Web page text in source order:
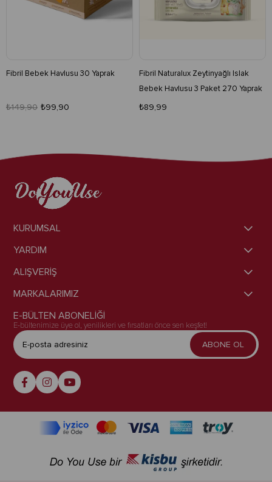
Fibril Bebek Havlusu 30 Yaprak
₺99,90
₺149,90
Fibril Naturalux Zeytinyağlı Islak
Bebek Havlusu 3 Paket 270 Yaprak
₺89,99
KURUMSAL
YARDIM
ALIŞVERİŞ
MARKALARIMIZ
E-BÜLTEN ABONELİĞİ
E-bültenimize üye ol, yenilikleri ve fırsatları önce sen keşfet!
ABONE OL